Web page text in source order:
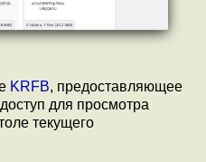
KRFB, предоставляющее
для просмотра
текущего